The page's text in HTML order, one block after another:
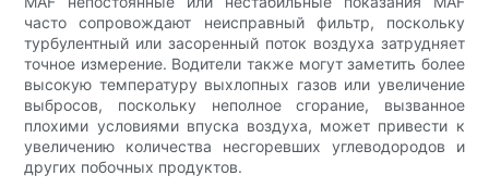
часто сопровождают неисправный фильтр, поскольку
турбулентный или засоренный поток воздуха затрудняет
точное измерение. Водители также могут заметить более
высокую температуру выхлопных газов или увеличение
выбросов, поскольку неполное сгорание, вызванное
плохими условиями впуска воздуха, может привести к
увеличению количества несгоревших углеводородов и
других побочных продуктов.